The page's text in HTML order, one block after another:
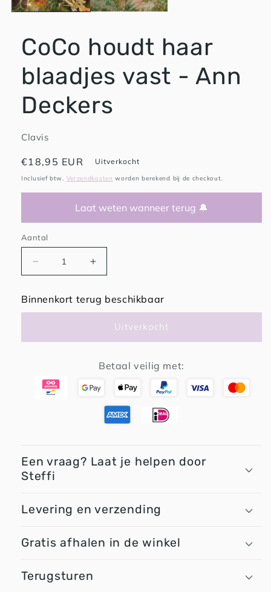
CoCo houdt haar
blaadjes vast - Ann
Deckers
Clavis
Normale
prijs
€18,95 EUR Uitverkocht
Inclusief btw. Verzendkosten worden berekend bij de checkout.
Laat weten wanneer terug 🔔
Aantal
Aantal
verlagen
CoCo
blaadjes
Ann
Deckers
Aantal
verhogen
CoCo
blaadjes
Deckers
Binnenkort terug beschikbaar
Uitverkocht
Betaal veilig met:
Een vraag? Laat je helpen door
Steffi
Levering en verzending
Gratis afhalen in de winkel
Terugsturen